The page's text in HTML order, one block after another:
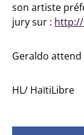
son artiste
jury sur :
Geraldo
HL/ HaïtiLibre